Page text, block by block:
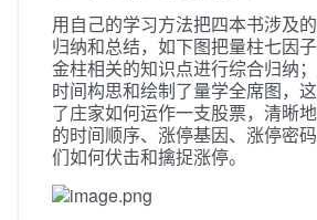
用自己的学习方法把四本书涉及
归纳和总结，如下图把量柱七因
金柱相关的知识点进行综合归纳
时间构思和绘制了量学全席图，
了庄家如何运作一支股票，清晰
的时间顺序、涨停基因、涨停密
们如何伏击和擒捉涨停。